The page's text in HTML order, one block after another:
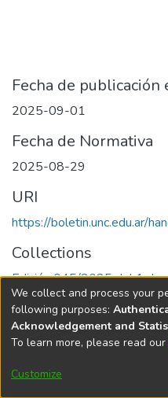
Fecha de
2025-09-01
Fecha de Normativa
2025-08-29
URI
https://boletin.unc.edu.ar/
Collections
Edición 045/2025 del 1 de
Universidad
We collect and process your
following purposes:
Acknowledgement and
To learn more, please read our
Customize